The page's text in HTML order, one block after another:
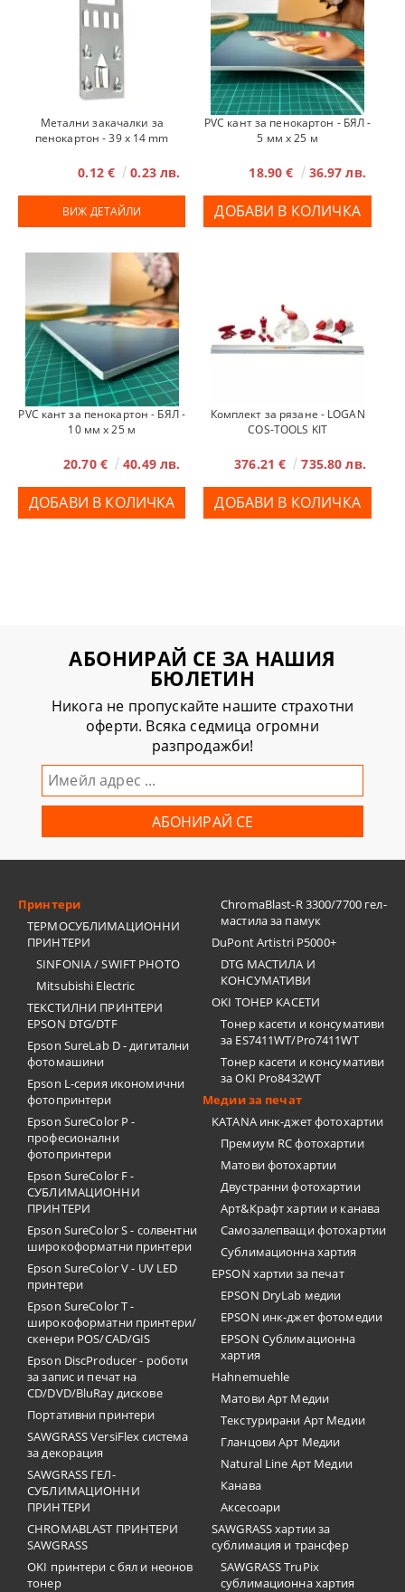
Метални закачалки за
пенокартон - 39 х 14 mm
0.12 € 0.23 лв.
ВИЖ ДЕТАЙЛИ
PVC кант за пенокартон - БЯЛ -
5 мм x 25 м
18.90 € 36.97 лв.
PVC кант за пенокартон - БЯЛ -
10 мм x 25 м
20.70 € 40.49 лв.
Комплект за рязане - LOGAN
COS-TOOLS KIT
376.21 € 735.80 лв.
АБОНИРАЙ СЕ ЗА НАШИЯ
БЮЛЕТИН
Никога не пропускайте нашите страхотни
оферти. Всяка седмица огромни
разпродажби!
Принтери
ТЕРМОСУБЛИМАЦИОННИ
ПРИНТЕРИ
SINFONIA / SWIFT PHOTO
Mitsubishi Electric
ТЕКСТИЛНИ ПРИНТЕРИ
EPSON DTG/DTF
Epson SureLab D - дигитални
фотомашини
Epson L-серия икономични
фотопринтери
Epson SureColor P -
професионални
фотопринтери
Epson SureColor F -
СУБЛИМАЦИОННИ
ПРИНТЕРИ
Epson SureColor S - солвентни
широкоформатни принтери
Epson SureColor V - UV LED
принтери
Epson SureColor T -
широкоформатни принтери/
скенери POS/CAD/GIS
Epson DiscProducer - роботи
за запис и печат на
CD/DVD/BluRay дискове
Портативни принтери
SAWGRASS VersiFlex система
за декорация
SAWGRASS ГЕЛ-
СУБЛИМАЦИОННИ
ПРИНТЕРИ
CHROMABLAST ПРИНТЕРИ
SAWGRASS
OKI принтери с бял и неонов
тонер
ChromaBlast-R 3300/7700 гел-
мастила за памук
DuPont Artistri P5000+
DTG МАСТИЛА И
КОНСУМАТИВИ
OKI ТОНЕР КАСЕТИ
Тонер касети и консумативи
за ES7411WT/Pro7411WT
Тонер касети и консумативи
за OKI Pro8432WT
Медии за печат
KATANA инк-джет фотохартии
Премиум RC фотохартии
Матови фотохартии
Двустранни фотохартии
Арт&Крафт хартии и канава
Самозалепващи фотохартии
Сублимационна хартия
EPSON хартии за печат
EPSON DryLab медии
EPSON инк-джет фотомедии
EPSON Сублимационна
хартия
Hahnemuehle
Матови Арт Медии
Текстурирани Арт Медии
Гланцови Арт Медии
Natural Line Арт Медии
Канава
Аксесоари
SAWGRASS хартии за
сублимация и трансфер
SAWGRASS TruPix
сублимационна хартия